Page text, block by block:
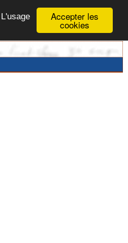
Accepter les
cookies